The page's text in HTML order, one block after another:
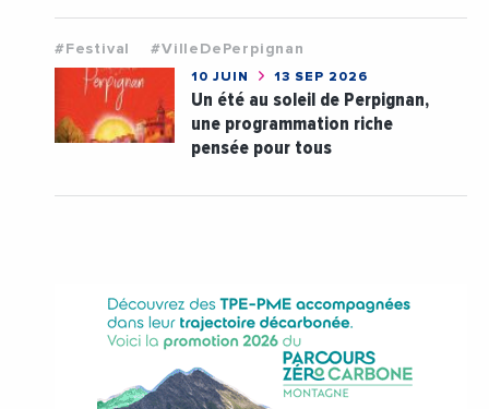
#Festival #VilleDePerpignan
10 JUIN 13 SEP 2026
Un été au soleil de Perpignan,
une programmation riche
pensée pour tous